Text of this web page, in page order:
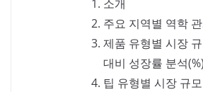
소개
주요 지역별 역학
제품 유형별 시장
대비 성장률 분석(%)
팁 유형별 시장 규